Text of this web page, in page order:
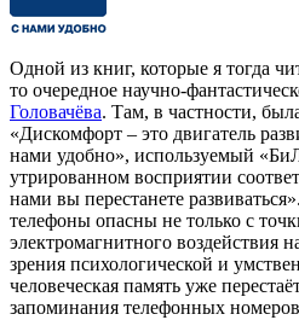
Одной из книг, которые я тогда
то очередное научно-
Головачёва. Там, в частности,
«Дискомфорт – это двигатель
нами удобно», используемый
утрированном восприятии
нами вы перестанете
телефоны опасны не только с
электромагнитного воздействия
зрения психологической и
человеческая память уже
запоминания телефонных